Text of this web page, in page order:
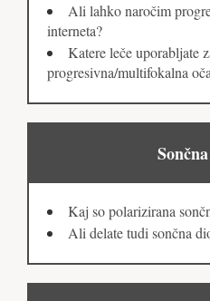
Ali lahko naročim
interneta?
Katere leče uporabljate
progresivna/multifokalna
Kaj so polarizirana
Ali delate tudi sončna